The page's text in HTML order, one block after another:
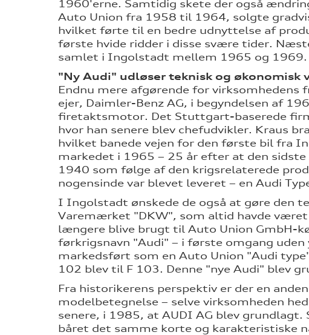
1960'erne. Samtidig skete der også
Auto Union fra 1958 til 1964, solgte
hvilket førte til en bedre udnyttelse af
første hvide ridder i disse svære tider.
samlet i Ingolstadt mellem 1965 og 1969.
"Ny Audi" udløser teknisk og økonomisk
Endnu mere afgørende for
ejer, Daimler-Benz AG, i begyndelsen af
firetaktsmotor. Det Stuttgart-baserede
hvor han senere blev chefudvikler. Kraus
hvilket banede vejen for den første bil fra
markedet i 1965 – 25 år efter at den
1940 som følge af den krigsrelaterede
nogensinde var blevet leveret – en Audi
I Ingolstadt ønskede de også at gøre den
Varemærket "DKW", som altid havde
længere blive brugt til Auto Union GmbH-
førkrigsnavn "Audi" – i første omgang
markedsført som en Auto Union "Audi
102 blev til F 103. Denne "nye Audi" blev
Fra historikerens perspektiv er der en
modelbetegnelse – selve virksomheden
senere, i 1985, at AUDI AG blev
båret det samme korte og karakteristiske